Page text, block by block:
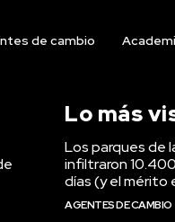
de cambio
Lo más
Los parques de
infiltraron
días (y el mérito
AGENTES DE CAMBIO